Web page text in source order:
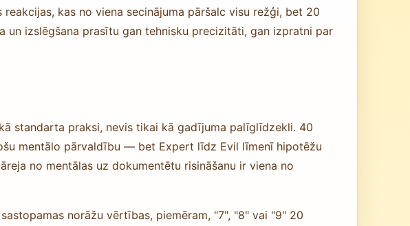
kas no viena secinājuma pāršalc visu režģi, bet 20
izslēgšana prasītu gan tehnisku precizitāti, gan izpratni par
standarta praksi, nevis tikai kā gadījuma palīglīdzekli. 40
mentālo pārvaldību — bet Expert līdz Evil līmenī hipotēžu
no mentālas uz dokumentētu risināšanu ir viena no
norāžu vērtības, piemēram, "7", "8" vai "9" 20